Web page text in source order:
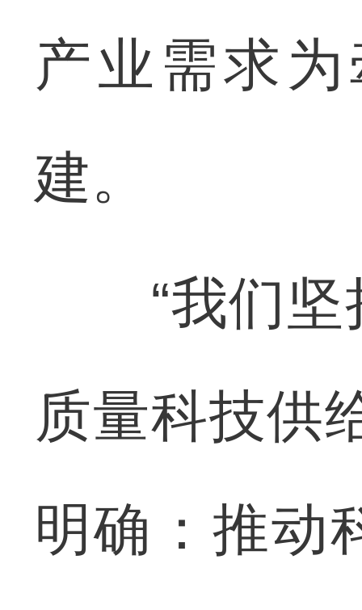
产业需求
建。
“我们坚
质量科技供
明确：推动